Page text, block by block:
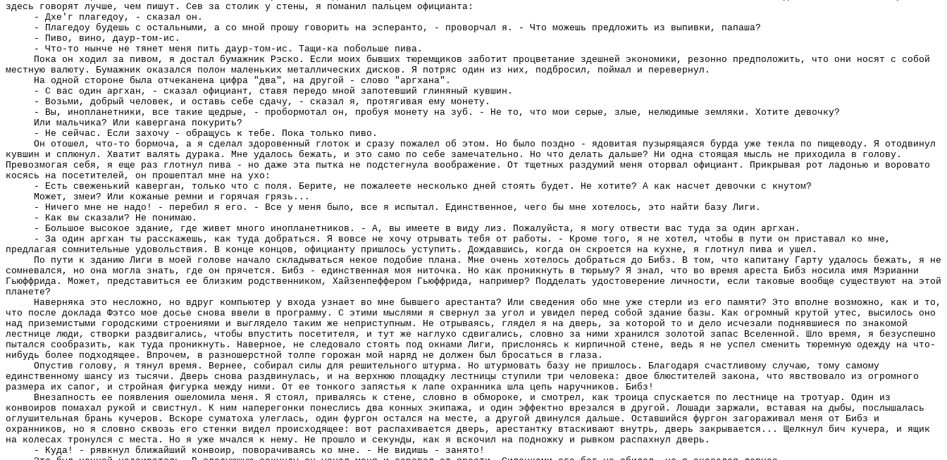
здесь говорят лучше, чем пишут. Сев за столик у стены, я поманил пальцем официанта:
- Дхе'г плагедоу, - сказал он.
- Плагедоу будешь с остальными, а со мной прошу говорить на эсперанто, - проворчал я. - Что можешь предложить из выпивки, папаша?
- Пиво, вино, даур-том-ис.
- Что-то нынче не тянет меня пить даур-том-ис. Тащи-ка побольше пива.
Пока он ходил за пивом, я достал бумажник Рэско. Если моих бывших тюремщиков заботит процветание здешней экономики, резонно предположить, что они носят с собой
местную валюту. Бумажник оказался полон маленьких металлических дисков. Я потряс один из них, подбросил, поймал и перевернул.
На одной стороне была отчеканена цифра "два", на другой - слово "аргхана".
- С вас один аргхан, - сказал официант, ставя передо мной запотевший глиняный кувшин.
- Возьми, добрый человек, и оставь себе сдачу, - сказал я, протягивая ему монету.
- Вы, инопланетники, все такие щедрые, - пробормотал он, пробуя монету на зуб. - Не то, что мои серые, злые, нелюдимые земляки. Хотите девочку?
Или мальчика? Или кавергана покурить?
- Не сейчас. Если захочу - обращусь к тебе. Пока только пиво.
Он отошел, что-то бормоча, а я сделал здоровенный глоток и сразу пожалел об этом. Но было поздно - ядовитая пузырящаяся бурда уже текла по пищеводу. Я отодвинул
кувшин и сплюнул. Хватит валять дурака. Мне удалось бежать, и это само по себе замечательно. Но что делать дальше? Ни одна стоящая мысль не приходила в голову.
Превозмогая себя, я еще раз глотнул пива - но даже эта пытка не подстегнула воображение. От тщетных раздумий меня оторвал официант. Прикрывая рот ладонью и воровато
косясь на посетителей, он прошептал мне на ухо:
- Есть свеженький каверган, только что с поля. Берите, не пожалеете несколько дней стоять будет. Не хотите? А как насчет девочки с кнутом?
Может, змеи? Или кожаные ремни и горячая грязь...
- Ничего мне не надо! - перебил я его. - Все у меня было, все я испытал. Единственное, чего бы мне хотелось, это найти базу Лиги.
- Как вы сказали? Не понимаю.
- Большое высокое здание, где живет много инопланетников. - А, вы имеете в виду лиз. Пожалуйста, я могу отвести вас туда за один аргхан.
- За один аргхан ты расскажешь, как туда добраться. Я вовсе не хочу отрывать тебя от работы. - Кроме того, я не хотел, чтобы в пути он приставал ко мне,
предлагая сомнительные удовольствия. В конце концов, официанту пришлось уступить. Дождавшись, когда он скроется на кухне, я глотнул пива и ушел.
По пути к зданию Лиги в моей голове начало складываться некое подобие плана. Мне очень хотелось добраться до Бибз. В том, что капитану Гарту удалось бежать, я не
сомневался, но она могла знать, где он прячется. Бибз - единственная моя ниточка. Но как проникнуть в тюрьму? Я знал, что во время ареста Бибз носила имя Мэрианни
Гьюффрида. Может, представиться ее близким родственником, Хайзенпеффером Гьюффрида, например? Подделать удостоверение личности, если таковые вообще существуют на этой
планете?
Наверняка это несложно, но вдруг компьютер у входа узнает во мне бывшего арестанта? Или сведения обо мне уже стерли из его памяти? Это вполне возможно, как и то,
что после доклада Фэтсо мое досье снова ввели в программу. С этими мыслями я свернул за угол и увидел перед собой здание базы. Как огромный крутой утес, высилось оно
над приземистыми городскими строениями и выглядело таким же неприступным. Не отрываясь, глядел я на дверь, за которой то и дело исчезали поднявшиеся по знакомой
лестнице люди, створки раздвигались, чтобы впустить посетителя, и тут же наглухо сдвигались, словно за ними хранился золотой запас Вселенной. Шло время, я безуспешно
пытался сообразить, как туда проникнуть. Наверное, не следовало стоять под окнами Лиги, прислонясь к кирпичной стене, ведь я не успел сменить тюремную одежду на что-
нибудь более подходящее. Впрочем, в разношерстной толпе горожан мой наряд не должен был бросаться в глаза.
Опустив голову, я тянул время. Вернее, собирал силы для решительного штурма. Но штурмовать базу не пришлось. Благодаря счастливому случаю, тому самому
единственному шансу из тысячи. Дверь снова раздвинулась, и на верхнюю площадку лестницы ступили три человека: двое блюстителей закона, что явствовало из огромного
размера их сапог, и стройная фигурка между ними. От ее тонкого запястья к лапе охранника шла цепь наручников. Бибз!
Внезапность ее появления ошеломила меня. Я стоял, привалясь к стене, словно в обмороке, и смотрел, как троица спускается по лестнице на тротуар. Один из
конвоиров помахал рукой и свистнул. К ним наперегонки понеслись два конных экипажа, и один эффектно врезался в другой. Лошади заржали, вставая на дыбы, послышалась
оглушительная брань кучеров. Вскоре суматоха улеглась, один фургон остался на месте, а другой двинулся дальше. Оставшийся фургон загораживал меня от Бибз и
охранников, но я словно сквозь его стенки видел происходящее: вот распахивается дверь, арестантку втаскивают внутрь, дверь закрывается... Щелкнул бич кучера, и ящик
на колесах тронулся с места. Но я уже мчался к нему. Не прошло и секунды, как я вскочил на подножку и рывком распахнул дверь.
- Куда! - рявкнул ближайший конвоир, поворачиваясь ко мне. - Не видишь - занято!